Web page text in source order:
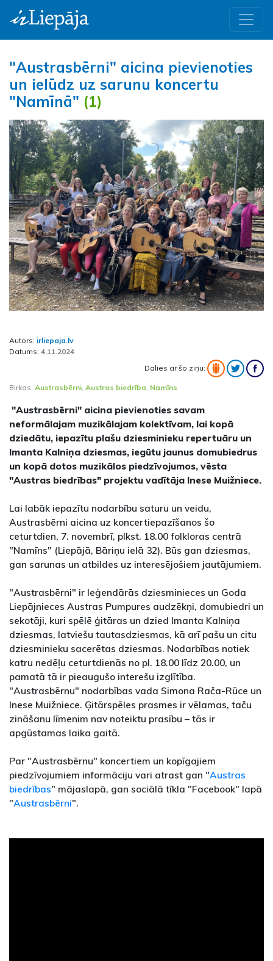
"Austrasbērni" aicina pievienoties
un ielūdz uz sarunu koncertu
"Namīnā" (1)
Autors: irliepaja.lv
Datums: 4.11.2024
Dalies ar šo ziņu:
Birkas: Austrasbērni Austras biedrība Namīns
"Austrasbērni" aicina pievienoties savam
neformālajam muzikālajam kolektīvam, lai kopā
dziedātu, iepazītu plašu dziesminieku repertuāru un
Imanta Kalniņa dziesmas, iegūtu jaunus domubiedrus
un kopā dotos muzikālos piedzīvojumos, vēsta
"Austras biedrības" projektu vadītāja Inese Muižniece.
Lai labāk iepazītu nodarbību saturu un veidu,
Austrasbērni aicina uz koncertiepazīšanos šo
ceturtdien, 7. novembrī, plkst. 18.00 folkloras centrā
"Namīns" (Liepājā, Bāriņu ielā 32). Būs gan dziesmas,
gan sarunas un atbildes uz interesējošiem jautājumiem.
"Austrasbērni" ir leģendārās dziesminieces un Goda
Liepājnieces Austras Pumpures audzēkņi, domubiedri un
sekotāji, kuri spēlē ģitāras un dzied Imanta Kalniņa
dziesmas, latviešu tautasdziesmas, kā arī pašu un citu
dziesminieku sacerētas dziesmas. Nodarbības notiek
katru nedēļu ceturtdienās no pl. 18.00 līdz 20.00, un
pamatā tā ir pieaugušo interešu izglītība.
"Austrasbērnu" nodarbības vada Simona Rača-Rūce un
Inese Muižniece. Ģitārspēles prasmes ir vēlamas, taču
zināšanu līmenim nav noteiktu prasību – tās ir
apgūstamas laika gaitā.
Par "Austrasbērnu" koncertiem un kopīgajiem
piedzīvojumiem informāciju vari atrast gan "Austras
biedrības" mājaslapā, gan sociālā tīkla "Facebook" lapā
"Austrasbērni".